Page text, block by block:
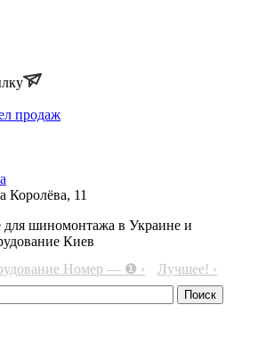
продаж
Королёва, 11
шиномонтажа в Украине и
Киев
Номер — ❶ › Лучшее! ›